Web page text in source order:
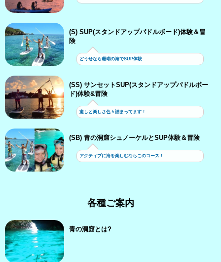
(S) SUP(スタンドアップパドルボード)体験＆冒
険
どうせなら珊瑚の海でSUP体験
(SS) サンセットSUP(スタンドアップパドルボー
ド)体験&冒険
癒しと楽しさ色々詰まってます！
(SB) 青の洞窟シュノーケルとSUP体験＆冒険
アクティブに海を楽しむならこのコース！
各種ご案内
青の洞窟とは?